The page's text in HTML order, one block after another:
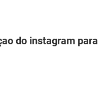
do instagram para